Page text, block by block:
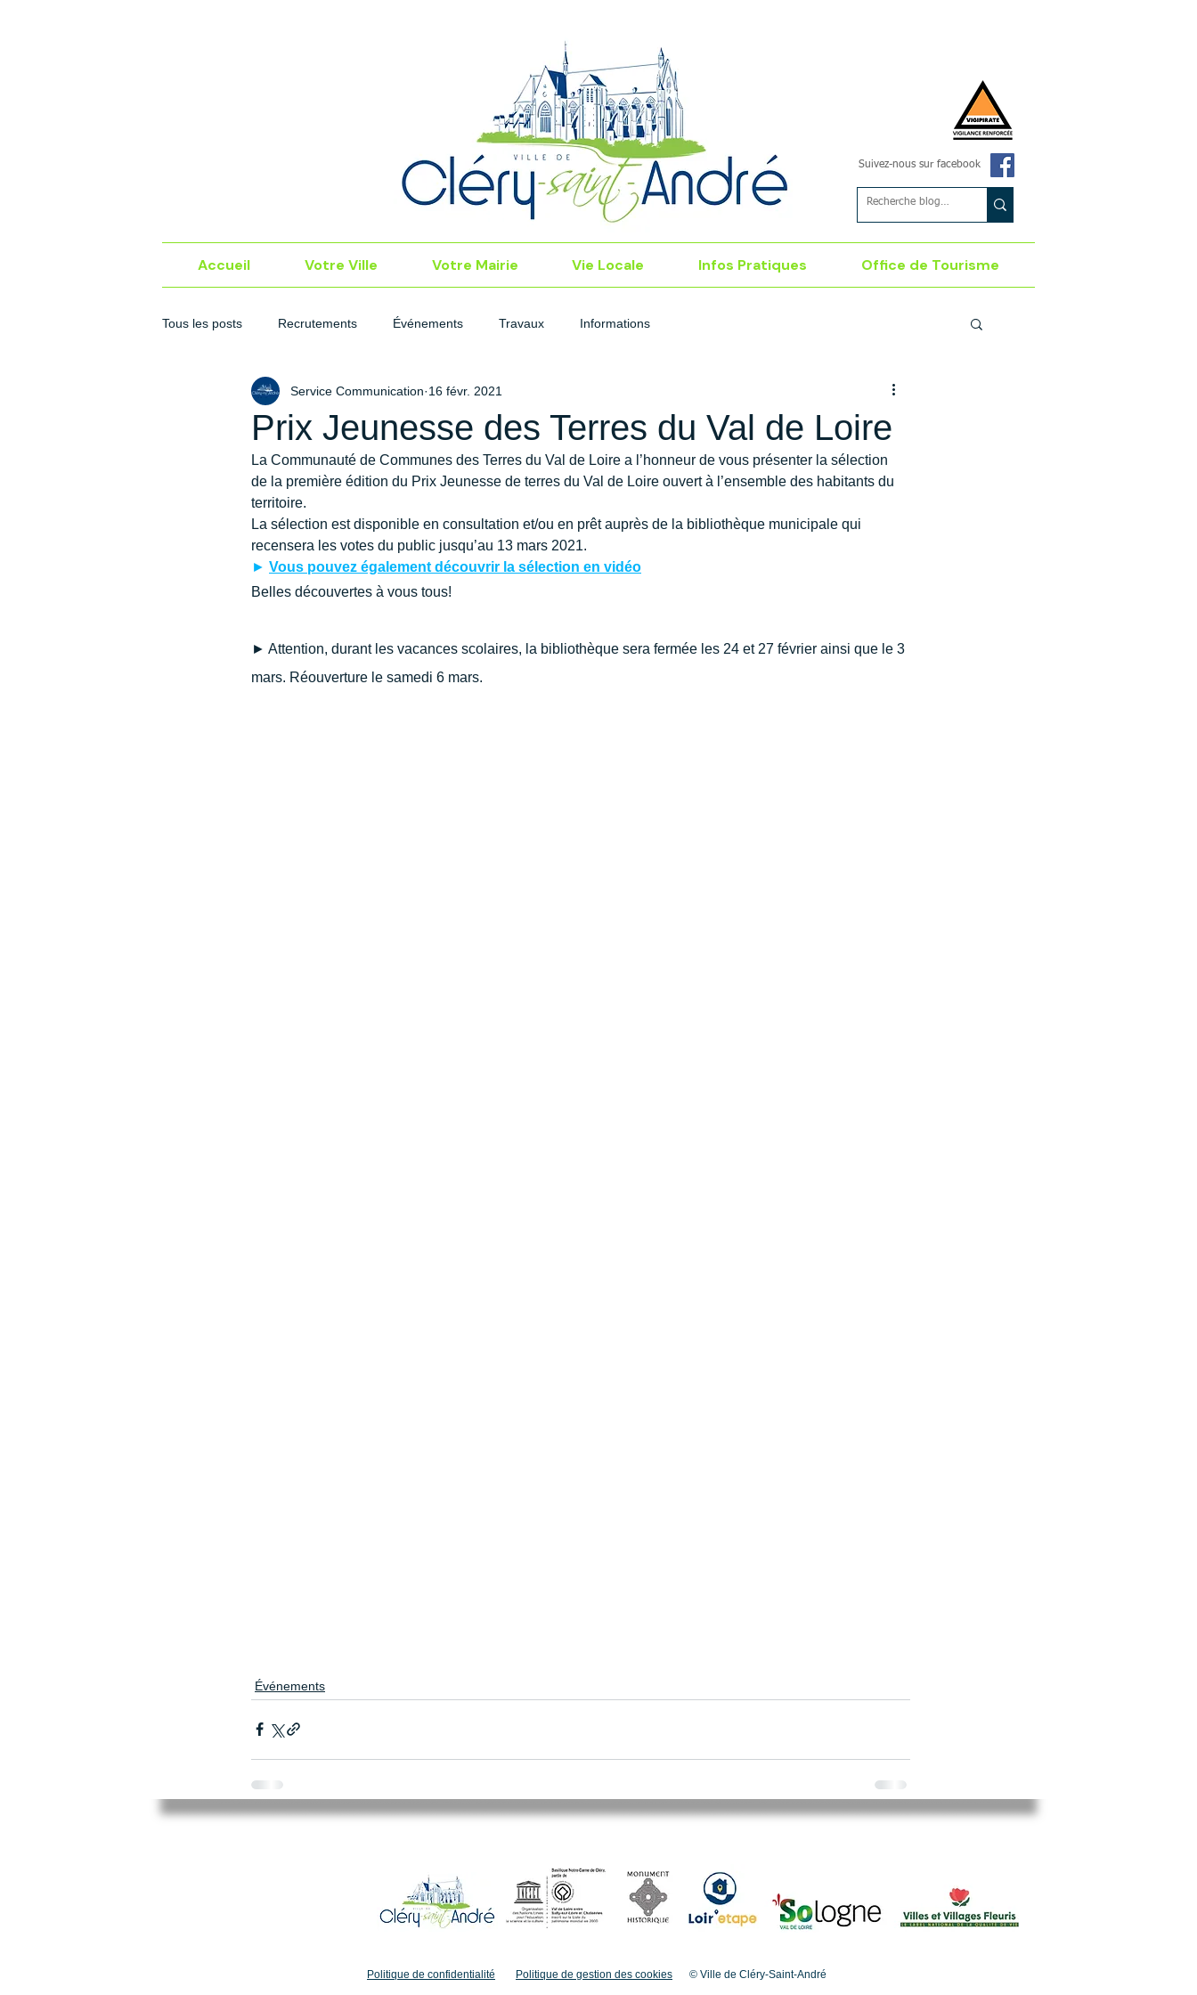
Suivez-nous sur facebook
Accueil Votre Ville Votre Mairie Vie Locale Infos Pratiques Office de Tourisme
Tous les posts Recrutements Événements Travaux Informations
Prix Jeunesse des Terres du Val de Loire
Service Communication 16 févr. 2021
La Communauté de Communes des Terres du Val de Loire a l’honneur de vous présenter la sélection
de la première édition du Prix Jeunesse de terres du Val de Loire ouvert à l’ensemble des habitants du
territoire.
La sélection est disponible en consultation et/ou en prêt auprès de la bibliothèque municipale qui
recensera les votes du public jusqu’au 13 mars 2021.
► Vous pouvez également découvrir la sélection en vidéo
Belles découvertes à vous tous!
► Attention, durant les vacances scolaires, la bibliothèque sera fermée les 24 et 27 février ainsi que le 3
mars. Réouverture le samedi 6 mars.
Événements
Politique de confidentialité Politique de gestion des cookies © Ville de Cléry-Saint-André